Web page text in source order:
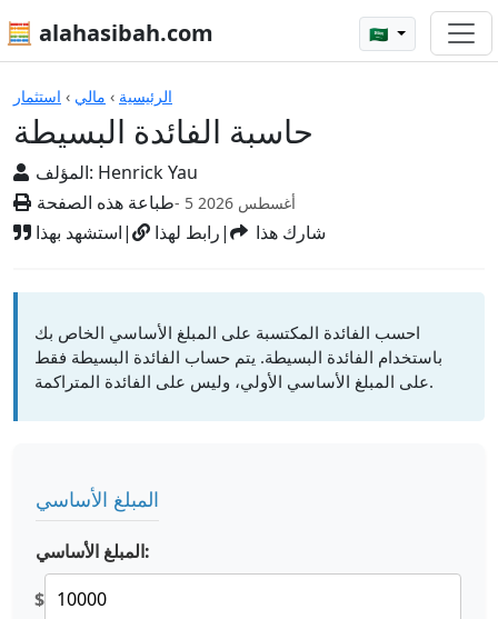
🧮 alahasibah.com 🇸🇦
الرئيسية › مالي › استثمار
حاسبة الفائدة البسيطة
المؤلف: Henrick Yau
طباعة هذه الصفحة
- 5 أغسطس 2026
استشهد بهذا| رابط لهذا| شارك هذا
الآلات الحاسبة
احسب الفائدة المكتسبة على المبلغ الأساسي الخاص بك
باستخدام الفائدة البسيطة. يتم حساب الفائدة البسيطة فقط
على المبلغ الأساسي الأولي، وليس على الفائدة المتراكمة.
المبلغ الأساسي
المبلغ الأساسي:
$